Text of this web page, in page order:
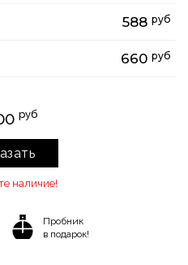
588 руб
660 руб
руб
наличие!
Пробник
в подарок!